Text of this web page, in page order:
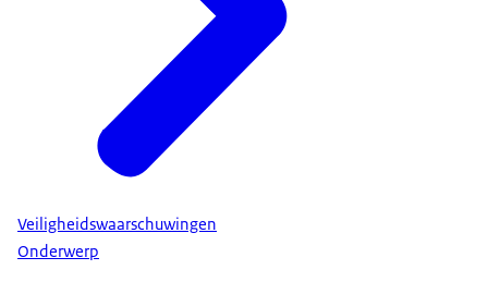
Veiligheidswaarschuwingen
Onderwerp